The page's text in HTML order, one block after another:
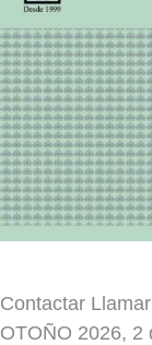
Contactar
OTOÑO 2026, 2